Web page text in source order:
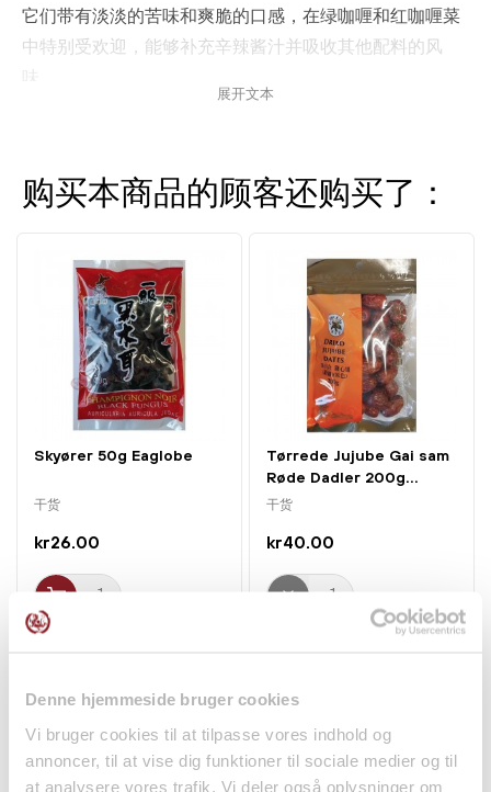
Denne hjemmeside bruger cookies
Vi bruger cookies til at tilpasse vores indhold og
annoncer, til at vise dig funktioner til sociale medier og til
at analysere vores trafik. Vi deler også oplysninger om
它们带有淡淡的苦味和爽脆的口感，在绿咖喱和红咖喱菜
中特别受欢迎，能够补充辛辣酱汁并吸收其他配料的风
泰国小茄豆也可用于炒菜、焖煮或炖煮菜肴。
展开文本
购买本商品的顾客还购买了：
Skyører 50g Eaglobe
干货
kr26.00
Tørrede Jujube Gai sam
Røde Dadler 200g...
干货
kr40.00